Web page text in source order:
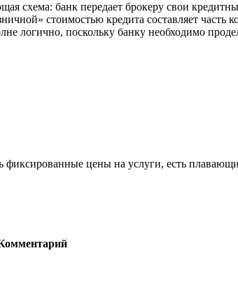
схема: банк передает брокеру свои
стоимостью кредита составляет
логично, поскольку банку необходимо
фиксированные цены на услуги, есть